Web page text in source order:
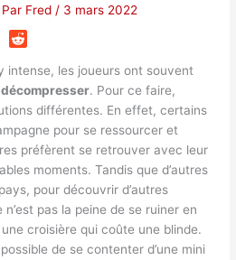
Fred / 3 mars 2022
intense, les joueurs ont souvent
. Pour ce faire,
différentes. En effet, certains
pour se ressourcer et
préfèrent se retrouver avec leur
moments. Tandis que d’autres
pour découvrir d’autres
pas la peine de se ruiner en
croisière qui coûte une blinde.
de se contenter d’une mini